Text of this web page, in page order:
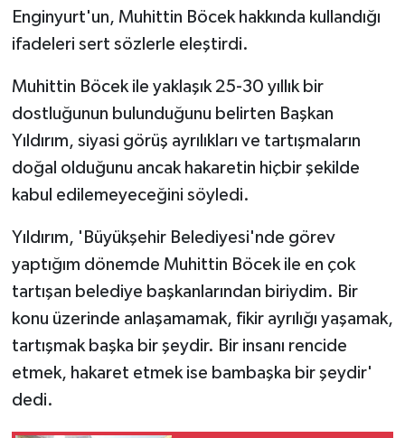
Enginyurt'un, Muhittin Böcek hakkında kullandığı
ifadeleri sert sözlerle eleştirdi.
Muhittin Böcek ile yaklaşık 25-30 yıllık bir
dostluğunun bulunduğunu belirten Başkan
Yıldırım, siyasi görüş ayrılıkları ve tartışmaların
doğal olduğunu ancak hakaretin hiçbir şekilde
kabul edilemeyeceğini söyledi.
Yıldırım, 'Büyükşehir Belediyesi'nde görev
yaptığım dönemde Muhittin Böcek ile en çok
tartışan belediye başkanlarından biriydim. Bir
konu üzerinde anlaşamamak, fikir ayrılığı yaşamak,
tartışmak başka bir şeydir. Bir insanı rencide
etmek, hakaret etmek ise bambaşka bir şeydir'
dedi.
HABERDE İNSAN
İNSAN
İş Dünyası
Kadın
KÜLTÜR SANAT
MAGAZİN
Otomobil